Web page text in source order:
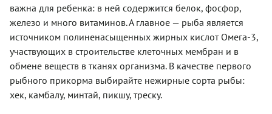
важна для ребенка: в ней содержится белок, фосфор,
железо и много витаминов. А главное — рыба является
источником полиненасыщенных жирных кислот Омега-3,
участвующих в строительстве клеточных мембран и в
обмене веществ в тканях организма. В качестве первого
рыбного прикорма выбирайте нежирные сорта рыбы:
хек, камбалу, минтай, пикшу, треску.